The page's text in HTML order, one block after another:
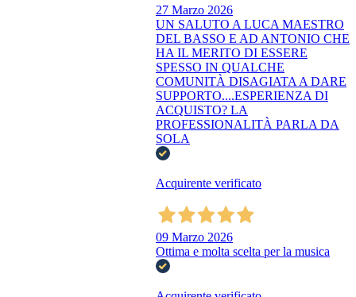
27 Marzo 2026
UN SALUTO A LUCA MAESTRO
DEL BASSO E AD ANTONIO CHE
HA IL MERITO DI ESSERE
SPESSO IN QUALCHE
COMUNITÀ DISAGIATA A DARE
SUPPORTO....ESPERIENZA DI
ACQUISTO? LA
PROFESSIONALITÀ PARLA DA
SOLA
Acquirente verificato
09 Marzo 2026
Ottima e molta scelta per la musica